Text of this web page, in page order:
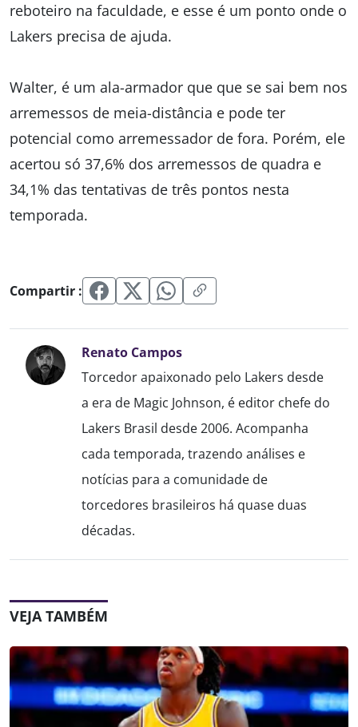
reboteiro na faculdade, e esse é um ponto onde o
Lakers precisa de ajuda.
Walter, é um ala-armador que que se sai bem nos
arremessos de meia-distância e pode ter
potencial como arremessador de fora. Porém, ele
acertou só 37,6% dos arremessos de quadra e
34,1% das tentativas de três pontos nesta
temporada.
Compartir :
Renato Campos
Torcedor apaixonado pelo Lakers desde
a era de Magic Johnson, é editor chefe do
Lakers Brasil desde 2006. Acompanha
cada temporada, trazendo análises e
notícias para a comunidade de
torcedores brasileiros há quase duas
décadas.
VEJA TAMBÉM